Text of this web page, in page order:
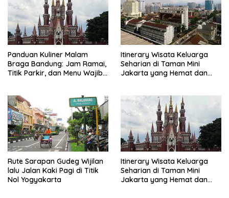
Panduan Kuliner Malam
Braga Bandung: Jam Ramai,
Titik Parkir, dan Menu Wajib
Itinerary Wisata Keluarga
Seharian di Taman Mini
Jakarta yang Hemat dan
Rute Sarapan Gudeg Wijilan
lalu Jalan Kaki Pagi di Titik
Nol Yogyakarta
Itinerary Wisata Keluarga
Seharian di Taman Mini
Jakarta yang Hemat dan